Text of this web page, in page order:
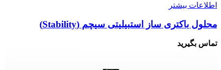
اطلاعات بیشتر
محلول باکتری ساز استبیلیتی سیچم (Stability)
تماس بگیرید